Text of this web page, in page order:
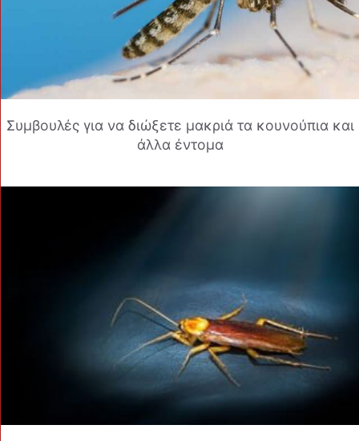
Συμβουλές για να διώξετε μακριά τα κουνούπια και
άλλα έντομα